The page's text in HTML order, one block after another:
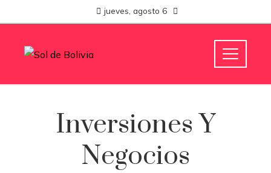
jueves, agosto 6
Inversiones Y
Negocios